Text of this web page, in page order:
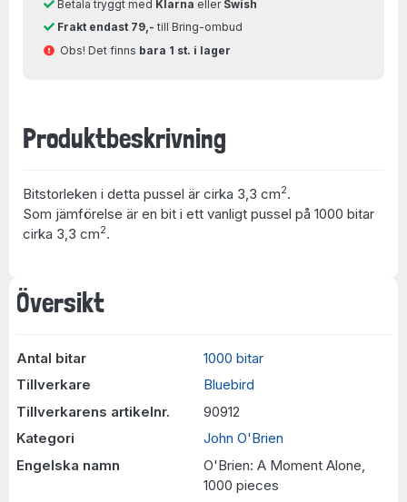
Översikt
Antal bitar
1000 bitar
Tillverkare
Bluebird
Tillverkarens artikelnr.
90912
Kategori
John O'Brien
Engelska namn
O'Brien: A Moment Alone,
1000 pieces
Betala tryggt med Klarna eller Swish
Frakt endast 79,- till Bring-ombud
Obs! Det finns bara 1 st. i lager
Produktbeskrivning
Bitstorleken i detta pussel är cirka 3,3 cm2.
Som jämförelse är en bit i ett vanligt pussel på 1000 bitar
cirka 3,3 cm2.